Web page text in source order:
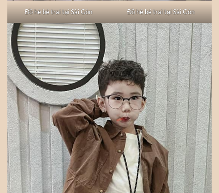
Đồ hè bé trai tại Sài Gòn Đồ hè bé trai tại Sài Gòn